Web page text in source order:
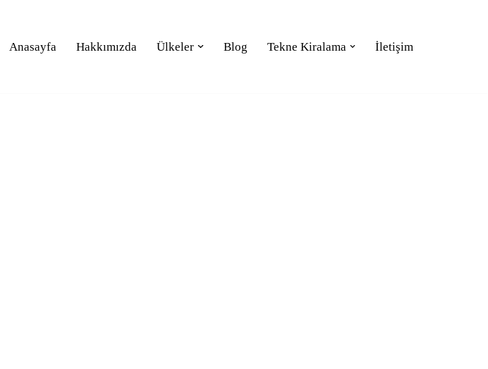
Anasayfa Hakkımızda Ülkeler Blog Tekne Kiralama İletişim